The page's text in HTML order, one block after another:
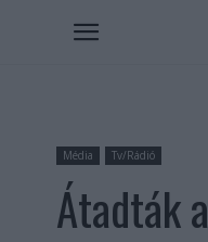
Média Tv/Rádió
Átadták